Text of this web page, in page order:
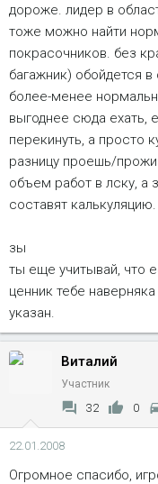
дороже. лидер в
тоже можно найти
покрасочников. без
багажник) обойдется в
более-менее
выгоднее сюда ехать,
перекинуть, а просто
разницу проешь/
объем работ в лску, а
составят калькуляцию.
зы
ты еще учитывай, что
ценник тебе
указан.
Виталий
Участник
32 0
22.01.2008
Огромное спасибо,